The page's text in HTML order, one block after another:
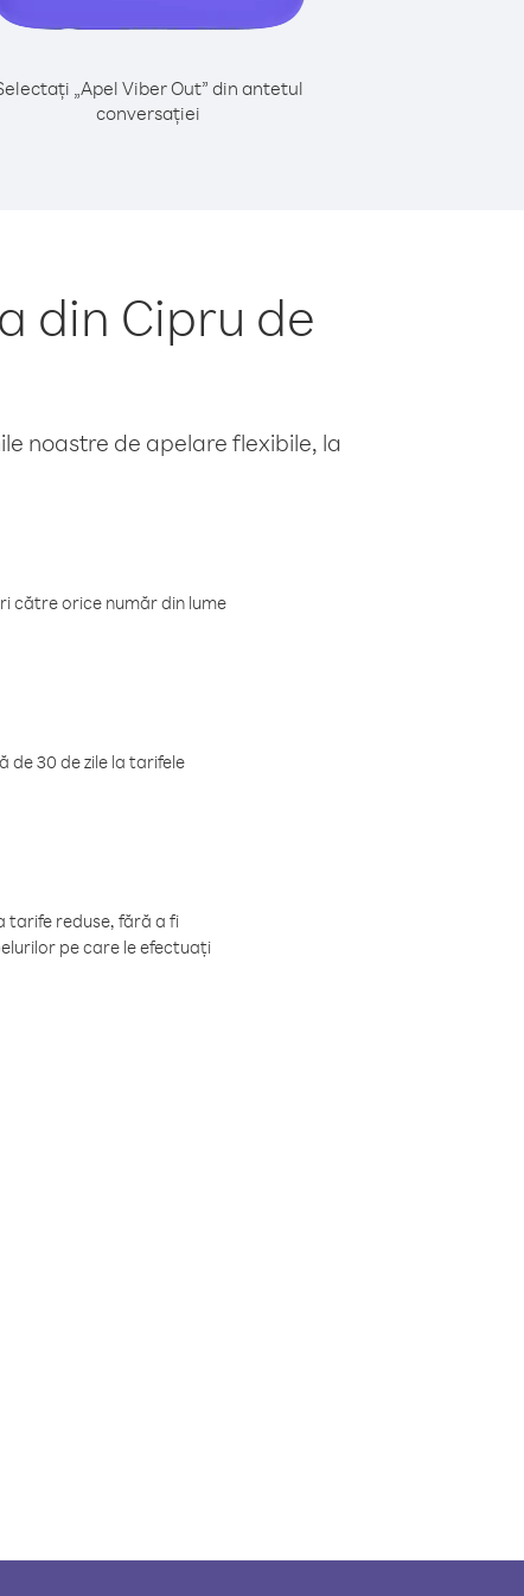
„Apel Viber Out” din antetul
conversației
din Cipru de
noastre de apelare flexibile, la
către orice număr din lume
de 30 de zile la tarifele
tarife reduse, fără a fi
pe care le efectuați